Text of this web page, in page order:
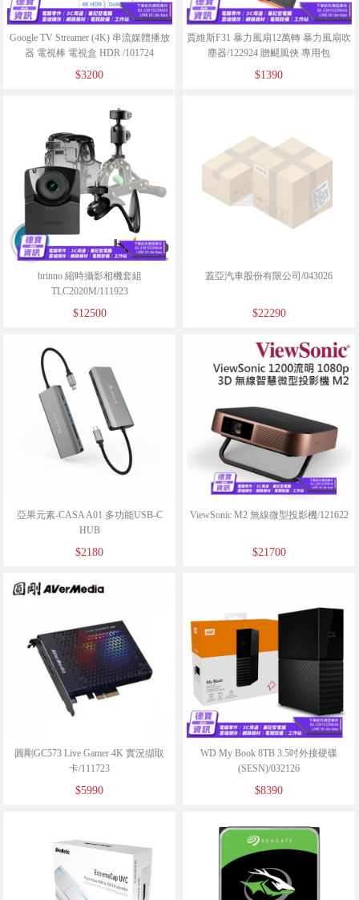
Google TV Streamer (4K) 串流媒體播放
器 電視棒 電視盒 HDR /101724
$3200
賈維斯F31 暴力風扇12萬轉 暴力風扇吹
塵器/122924 贈颶風俠 專用包
$1390
brinno 縮時攝影相機套組
TLC2020M/111923
$12500
蓋亞汽車股份有限公司/043026
$22290
亞果元素-CASA A01 多功能USB-C
HUB
$2180
ViewSonic M2 無線微型投影機/121622
$21700
圓剛GC573 Live Gamer 4K 實況擷取
卡/111723
$5990
WD My Book 8TB 3.5吋外接硬碟
(SESN)/032126
$8390